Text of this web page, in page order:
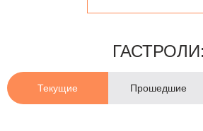
ГАСТРОЛИ:
Текущие Прошедшие